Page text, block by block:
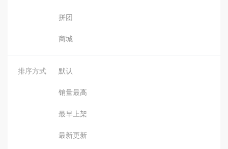
拼团
商城
排序方式 默认
销量最高
最早上架
最新更新